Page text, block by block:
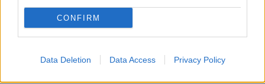
CONFIRM
Data Deletion Data Access Privacy Policy